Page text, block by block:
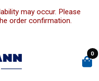
may occur. Please
order confirmation.
0